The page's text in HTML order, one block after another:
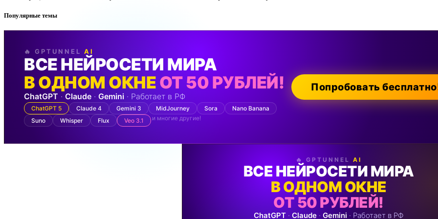
Популярные темы
🔥 GPTUNNEL AI
ВСЕ НЕЙРОСЕТИ МИРА
В ОДНОМ ОКНЕОТ 50 РУБЛЕЙ!
ChatGPT · Claude · Gemini · Работает в РФ
ChatGPT 5 Claude 4 Gemini 3 MidJourney Sora
Nano Banana
Suno
Whisper Flux Veo 3.1 и многие другие!
Попробовать
🔥 GPTUNNEL AI
ВСЕ НЕЙРОСЕТИ МИРА
В ОДНОМ ОКНЕ
ОТ 50 РУБЛЕЙ!
ChatGPT· Claude· Gemini · Работает в РФ